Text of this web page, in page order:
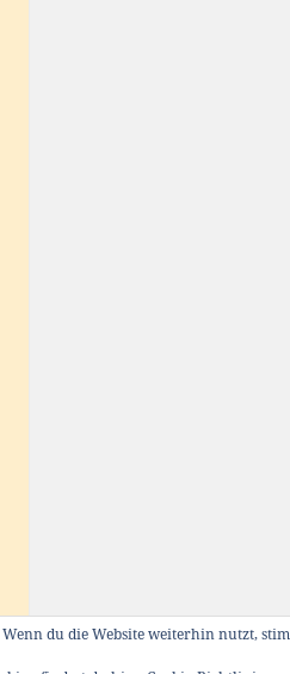
du die Website weiterhin nutzt,